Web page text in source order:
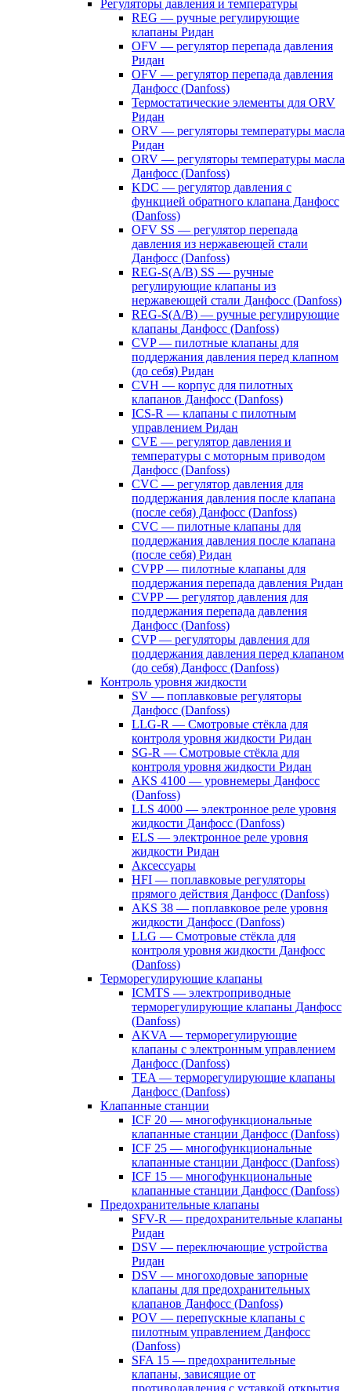
Регуляторы давления и температуры
REG — ручные регулирующие
клапаны Ридан
OFV — регулятор перепада давления
Ридан
OFV — регулятор перепада давления
Данфосс (Danfoss)
Термостатические элементы для ORV
Ридан
ORV — регуляторы температуры масла
Ридан
ORV — регуляторы температуры масла
Данфосс (Danfoss)
KDC — регулятор давления с
функцией обратного клапана Данфосс
(Danfoss)
OFV SS — регулятор перепада
давления из нержавеющей стали
Данфосс (Danfoss)
REG-S(A/B) SS — ручные
регулирующие клапаны из
нержавеющей стали Данфосс (Danfoss)
REG-S(A/B) — ручные регулирующие
клапаны Данфосс (Danfoss)
CVP — пилотные клапаны для
поддержания давления перед клапном
(до себя) Ридан
CVH — корпус для пилотных
клапанов Данфосс (Danfoss)
ICS-R — клапаны с пилотным
управлением Ридан
CVE — регулятор давления и
температуры с моторным приводом
Данфосс (Danfoss)
CVС — регулятор давления для
поддержания давления после клапана
(после себя) Данфосс (Danfoss)
CVС — пилотные клапаны для
поддержания давления после клапана
(после себя) Ридан
CVPP — пилотные клапаны для
поддержания перепада давления Ридан
CVPP — регулятор давления для
поддержания перепада давления
Данфосс (Danfoss)
CVP — регуляторы давления для
поддержания давления перед клапаном
(до себя) Данфосс (Danfoss)
Контроль уровня жидкости
SV — поплавковые регуляторы
Данфосс (Danfoss)
LLG-R — Смотровые стёкла для
контроля уровня жидкости Ридан
SG-R — Смотровые стёкла для
контроля уровня жидкости Ридан
AKS 4100 — уровнемеры Данфосс
(Danfoss)
LLS 4000 — электронное реле уровня
жидкости Данфосс (Danfoss)
ELS — электронное реле уровня
жидкости Ридан
Аксессуары
HFI — поплавковые регуляторы
прямого действия Данфосс (Danfoss)
AKS 38 — поплавковое реле уровня
жидкости Данфосс (Danfoss)
LLG — Смотровые стёкла для
контроля уровня жидкости Данфосс
(Danfoss)
Терморегулирующие клапаны
ICMTS — электроприводные
терморегулирующие клапаны Данфосс
(Danfoss)
AKVA — терморегулирующие
клапаны с электронным управлением
Данфосс (Danfoss)
TEA — терморегулирующие клапаны
Данфосс (Danfoss)
Клапанные станции
ICF 20 — многофункциональные
клапанные станции Данфосс (Danfoss)
ICF 25 — многофункциональные
клапанные станции Данфосс (Danfoss)
ICF 15 — многофункциональные
клапанные станции Данфосс (Danfoss)
Предохранительные клапаны
SFV-R — предохранительные клапаны
Ридан
DSV — переключающие устройства
Ридан
DSV — многоходовые запорные
клапаны для предохранительных
клапанов Данфосс (Danfoss)
POV — перепускные клапаны с
пилотным управлением Данфосс
(Danfoss)
SFA 15 — предохранительные
клапаны, зависящие от
противодавления с уставкой открытия